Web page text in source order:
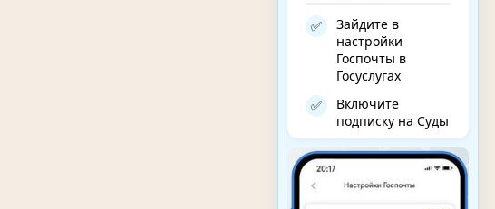
✅
Зайдите в
настройки
Госпочты в
Госуслугах
✅
Включите
подписку на Суды